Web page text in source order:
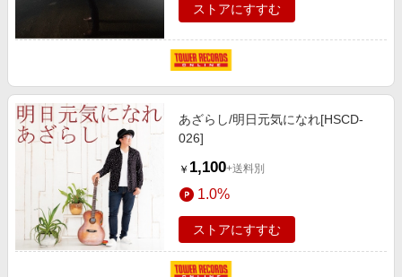
ストアにすすむ
あざらし/明日元気になれ[HSCD-
026]
￥ 1,100+送料別
1.0%
ストアにすすむ